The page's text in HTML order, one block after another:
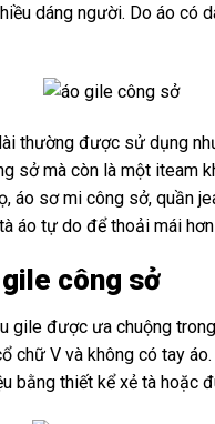
dáng người. Do áo có
thường được sử dụng
sở mà còn là một iteam
áo sơ mi công sở, quần
áo tự do để thoải mái
công sở
gile được ưa chuộng
chữ V và không có tay
bằng thiết kể xẻ tà hoặc